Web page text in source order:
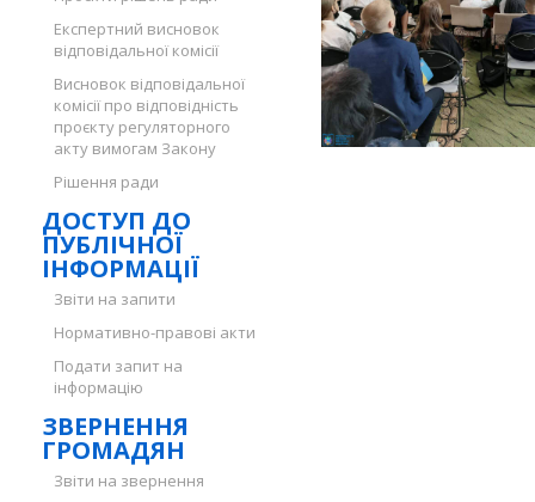
Експертний висновок
відповідальної комісії
Висновок відповідальної
комісії про відповідність
проєкту регуляторного
акту вимогам Закону
Рішення ради
ДОСТУП ДО
ПУБЛІЧНОЇ
ІНФОРМАЦІЇ
Звіти на запити
Нормативно-правові акти
Подати запит на
інформацію
ЗВЕРНЕННЯ
ГРОМАДЯН
Звіти на звернення